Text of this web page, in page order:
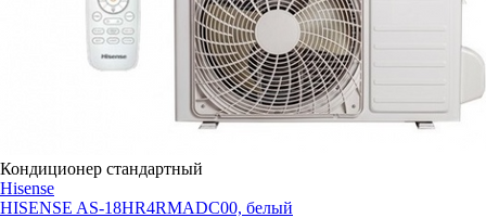
Кондиционер стандартный
Hisense
HISENSE AS-18HR4RMADC00, белый